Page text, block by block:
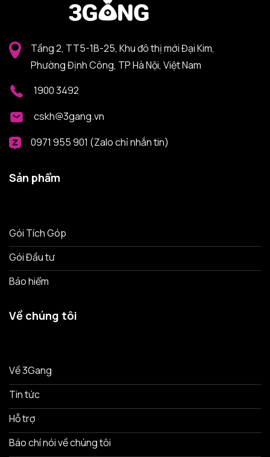
Tầng 2, TT5-1B-25, Khu đô thị mới Đại Kim,
Phường Định Công, TP Hà Nội, Việt Nam
1900 3492
cskh@3gang.vn
0971 955 901 (Zalo chỉ nhắn tin)
Sản phẩm
Gói Tích Góp
Gói Đầu tư
Bảo hiểm
Về chúng tôi
Về 3Gang
Tin tức
Hỗ trợ
Báo chí nói về chúng tôi